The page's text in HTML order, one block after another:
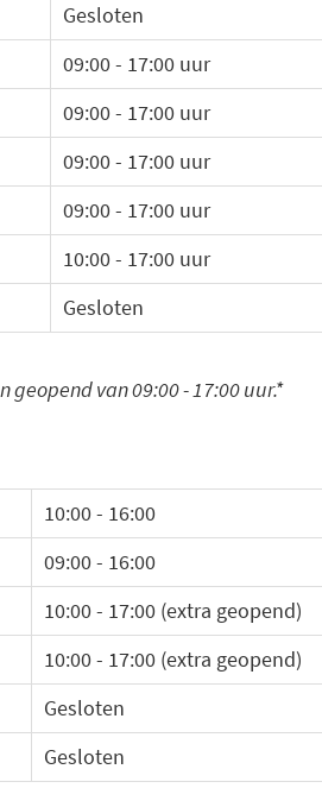
Gesloten
09:00 - 17:00 uur
09:00 - 17:00 uur
09:00 - 17:00 uur
09:00 - 17:00 uur
10:00 - 17:00 uur
Gesloten
van 09:00 - 17:00 uur.*
10:00 - 16:00
09:00 - 16:00
10:00 - 17:00 (extra geopend)
10:00 - 17:00 (extra geopend)
Gesloten
Gesloten